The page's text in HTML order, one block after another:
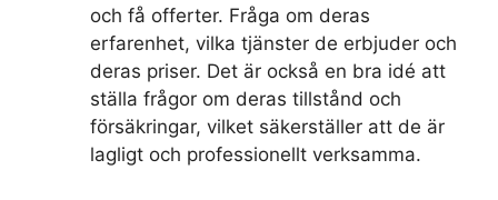
och få offerter. Fråga om deras
erfarenhet, vilka tjänster de erbjuder och
deras priser. Det är också en bra idé att
ställa frågor om deras tillstånd och
försäkringar, vilket säkerställer att de är
lagligt och professionellt verksamma.